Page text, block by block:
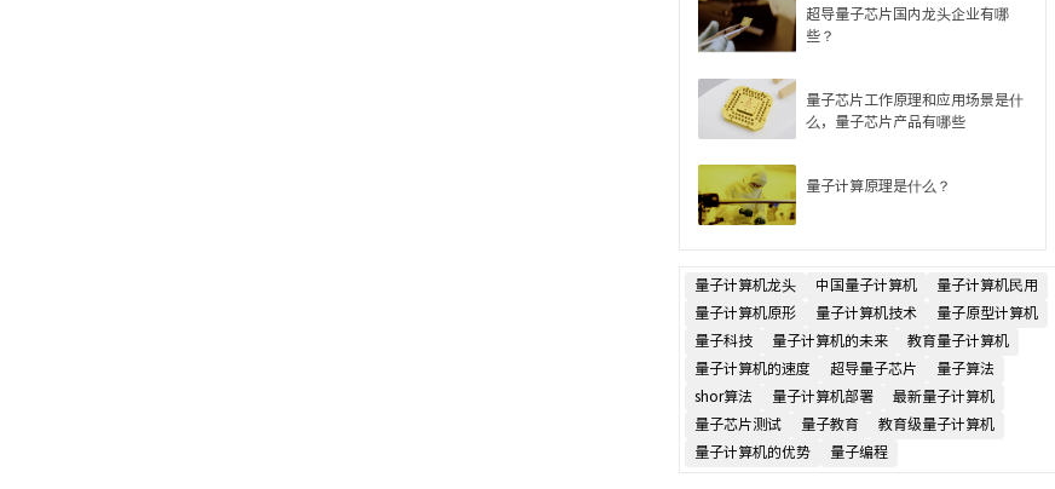
超导量子芯片国内龙头企业有哪
些？
量子芯片工作原理和应用场景是什
么，量子芯片产品有哪些
量子计算原理是什么？
量子计算机龙头 中国量子计算机
量子计算机民用
量子计算机原形
量子计算机技术
量子原型计算机
量子科技
量子计算机的未来
教育量子计算机
量子计算机的速度
超导量子芯片
量子算法
shor算法
量子计算机部署
最新量子计算机
量子芯片测试
量子教育
教育级量子计算机
量子计算机的优势
量子编程